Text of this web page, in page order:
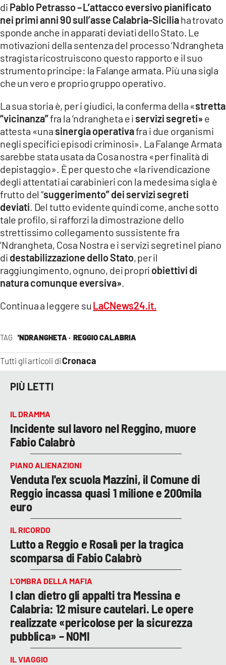
LaC
Network
LACPLAY.IT
LACTV.IT
LACITYMAG.IT
ILREGGINO.IT
COSENZACHANNEL.IT
ILVIBONESE.IT
CATANZAROCHANNEL.IT
LACAPITALENEWS.IT
App
ANDROID
TAG 'NDRANGHETA · REGGIO CALABRIA
Tutti gli articoli diCronaca
di Pablo Petrasso –L’attacco eversivo pianificato
nei primi anni 90 sull’asse Calabria-Siciliaha trovato
sponde anche in apparati deviati dello Stato. Le
motivazioni della sentenza del processo ‘Ndrangheta
stragista ricostruiscono questo rapporto e il suo
strumento principe: la Falange armata. Più una sigla
che un vero e proprio gruppo operativo.
La sua storia è, per i giudici, la conferma della «stretta
“vicinanza”fra la ’ndrangheta e i servizi segreti»e
attesta «una sinergia operativafra i due organismi
negli specifici episodi criminosi». La Falange Armata
sarebbe stata usata da Cosa nostra «per finalità di
depistaggio». È per questo che «la rivendicazione
degli attentati ai carabinieri con la medesima sigla è
frutto del “suggerimento” dei servizi segreti
deviati . Del tutto evidente quindi come, anche sotto
tale profilo, si rafforzi la dimostrazione dello
strettissimo collegamento sussistente fra
‘Ndrangheta, Cosa Nostra e i servizi segreti nel piano
di destabilizzazione dello Stato, per il
raggiungimento, ognuno, dei propri obiettivi di
natura comunque eversiva»
Continua a leggere suLaCNews24.it.
PIÙ LETTI
IL DRAMMA
Incidente sul lavoro nel Reggino, muore
Fabio Calabrò
PIANO ALIENAZIONI
Venduta l'ex scuola Mazzini, il Comune di
Reggio incassa quasi 1 milione e 200mila
euro
IL RICORDO
Lutto a Reggio e Rosalì per la tragica
scomparsa di Fabio Calabrò
L’OMBRA DELLA MAFIA
I clan dietro gli appalti tra Messina e
Calabria: 12 misure cautelari. Le opere
realizzate «pericolose per la sicurezza
pubblica» – NOMI
IL VIAGGIO